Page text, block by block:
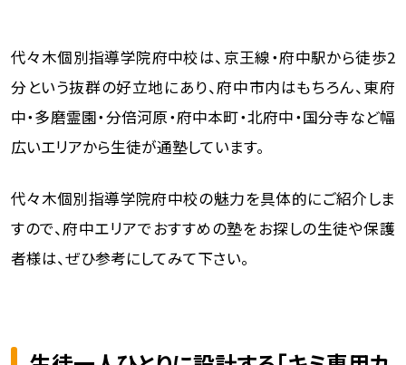
代々木個別指導学院府中校は、京王線・府中駅から徒歩2
分という抜群の好立地にあり、府中市内はもちろん、東府
中・多磨霊園・分倍河原・府中本町・北府中・国分寺など幅
広いエリアから生徒が通塾しています。
代々木個別指導学院府中校の魅力を具体的にご紹介しま
すので、府中エリアでおすすめの塾をお探しの生徒や保護
者様は、ぜひ参考にしてみて下さい。